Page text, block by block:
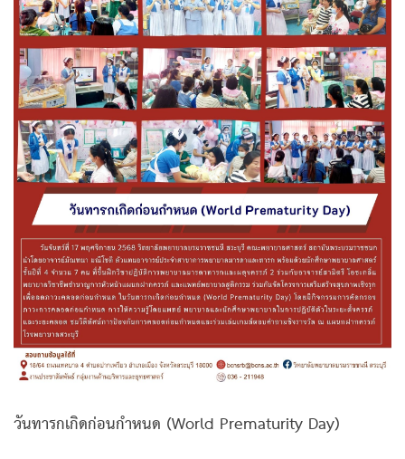
วันทารกเกิดก่อนกำหนด (World Prematurity Day)